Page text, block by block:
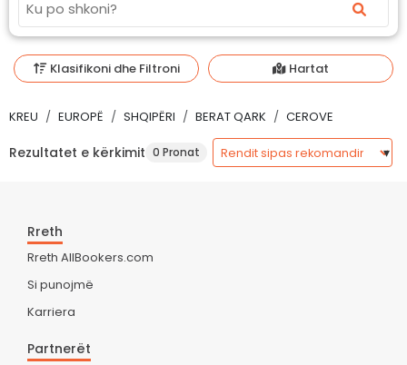
Klasifikoni dhe Filtroni Hartat
KREU EUROPË SHQIPËRI BERAT QARK CEROVE
Rezultatet e kërkimit 0 Pronat
Rreth
Rreth AllBookers.com
Si punojmë
Karriera
Partnerët